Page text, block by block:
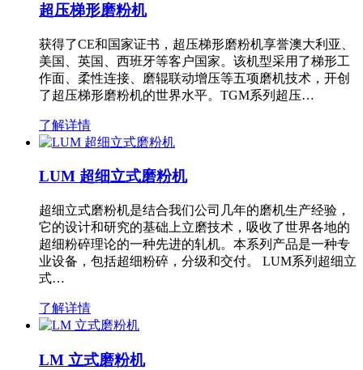
超压梯形磨粉机
获得了CE和国家证书，超压梯形磨粉机享誉澳大利亚、
美国、英国、西班牙等客户国家。该机型采用了梯形工
作面、柔性连接、磨辊联动增压等五项磨机技术，开创
了超压梯形磨粉机的世界水平。TGM系列超压…
了解详情
LUM 超细立式磨粉机
超细立式磨粉机是结合我们公司几年的磨机生产经验，
它的设计和研究的基础上立磨技术，吸收了世界各地的
超细粉碎理论的一种先进的轧机。本系列产品是一种专
业设备，包括超细粉碎，分级和交付。 LUM系列超细立
式…
了解详情
LM 立式磨粉机